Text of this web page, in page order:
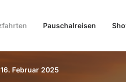
Pauschalreisen
16. Februar 2025